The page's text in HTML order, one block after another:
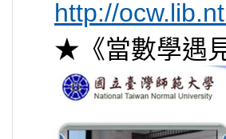
http://
★《當數學遇